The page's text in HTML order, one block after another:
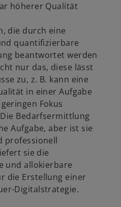
höherer Qualität
die durch eine
quantifizierbare
beantwortet werden
nur das, diese lässt
zu, z. B. kann eine
in einer Aufgabe
Fokus
Bedarfsermittlung
Aufgabe, aber ist sie
professionell
sie die
und allokierbare
die Erstellung einer
Digitalstrategie.